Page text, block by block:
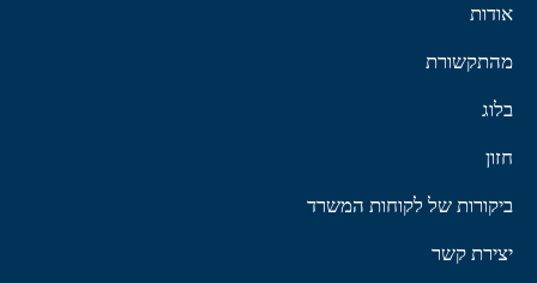
אודות
מהתקשורת
בלוג
חזון
ביקורות של לקוחות המשרד
יצירת קשר